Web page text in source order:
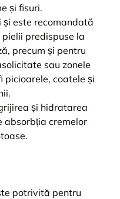
și fisuri.
este recomandată
predispuse la
precum și pentru
sau zonele
picioarele, coatele și
și hidratarea
absorbția cremelor
potrivită pentru